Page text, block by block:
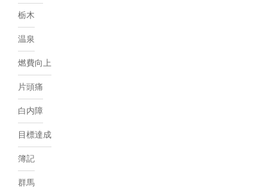
栃木
温泉
燃費向上
片頭痛
白内障
目標達成
簿記
群馬